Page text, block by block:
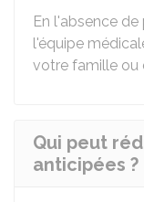
En l'absence
l'équipe
votre famille ou
Qui peut
anticipées ?